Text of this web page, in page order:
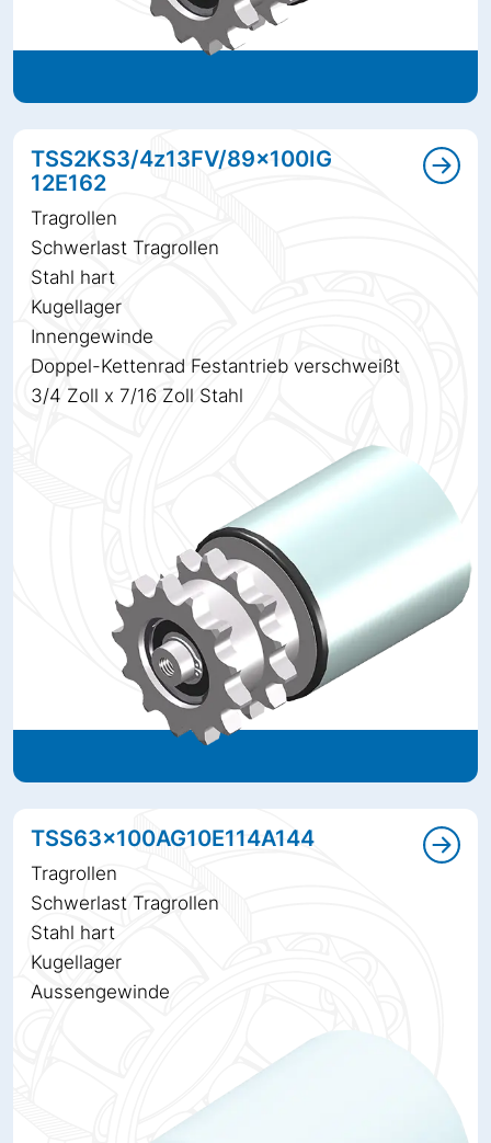
TSS2KS3/4z13FV/89x100IG
12E162
Tragrollen
Schwerlast Tragrollen
Stahl hart
Kugellager
Innengewinde
Doppel-Kettenrad Festantrieb verschweißt
3/4 Zoll x 7/16 Zoll Stahl
TSS63x100AG10E114A144
Tragrollen
Schwerlast Tragrollen
Stahl hart
Kugellager
Aussengewinde